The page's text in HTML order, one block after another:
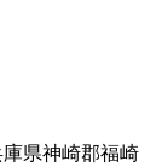
県神崎郡福崎